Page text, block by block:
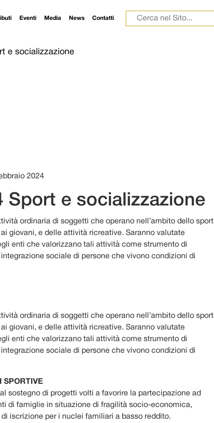
Eventi Media News Contatti Ricerca per:
e socializzazione
2024
Sport e socializzazione
ordinaria di soggetti che operano nell’ambito dello sport
giovani, e delle attività ricreative. Saranno valutate
enti che valorizzano tali attività come strumento di
sociale di persone che vivono condizioni di
ordinaria di soggetti che operano nell’ambito dello sport
giovani, e delle attività ricreative. Saranno valutate
enti che valorizzano tali attività come strumento di
sociale di persone che vivono condizioni di
SPORTIVE
sostegno di progetti volti a favorire la partecipazione ad
di famiglie in situazione di fragilità socio-economica,
iscrizione per i nuclei familiari a basso reddito.